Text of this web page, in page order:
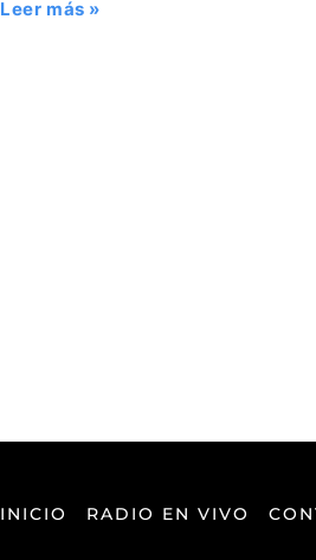
Leer más »
INICIO RADIO EN VIVO